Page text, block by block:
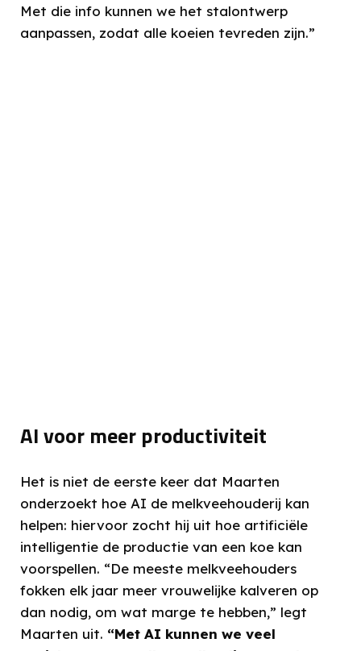
Met die info kunnen we het stalontwerp
aanpassen, zodat alle koeien tevreden zijn.”
AI voor meer productiviteit
Het is niet de eerste keer dat Maarten
onderzoekt hoe AI de melkveehouderij kan
helpen: hiervoor zocht hij uit hoe artificiële
intelligentie de productie van een koe kan
voorspellen. “De meeste melkveehouders
fokken elk jaar meer vrouwelijke kalveren op
dan nodig, om wat marge te hebben,” legt
Maarten uit. “Met AI kunnen we veel